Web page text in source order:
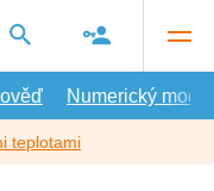
Numerický model
teplotami